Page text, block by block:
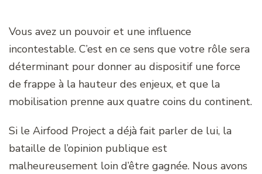
Vous avez un pouvoir et une influence
incontestable. C’est en ce sens que votre rôle sera
déterminant pour donner au dispositif une force
de frappe à la hauteur des enjeux, et que la
mobilisation prenne aux quatre coins du continent.
Si le Airfood Project a déjà fait parler de lui, la
bataille de l’opinion publique est
malheureusement loin d’être gagnée. Nous avons